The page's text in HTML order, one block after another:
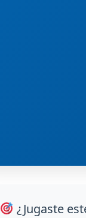
¿Jugaste